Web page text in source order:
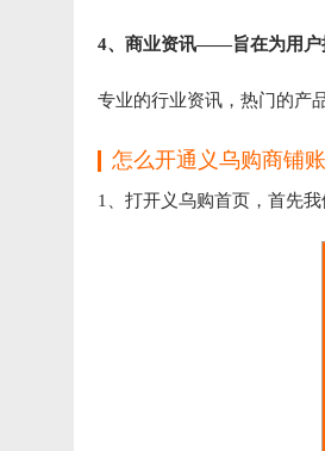
4、商业资讯——旨在为用户
专业的行业资讯，热门的产
怎么开通义乌购商铺
1、打开义乌购首页，首先